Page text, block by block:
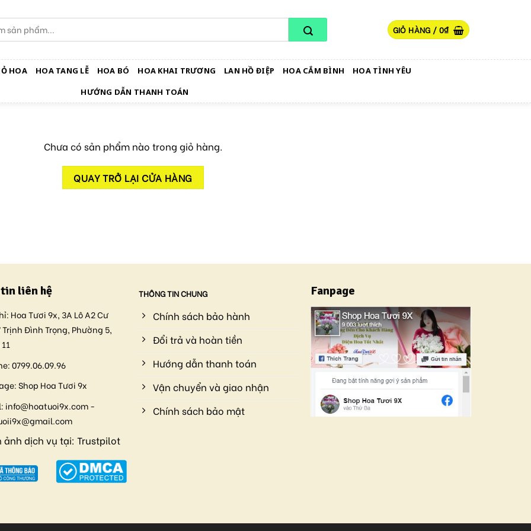
GIỎ HÀNG / 0₫
HOA HOA TANG LỄ HOA BÓ HOA KHAI TRƯƠNG LAN HỒ ĐIỆP HOA CẮM BÌNH
HOA TÌNH YÊU
HƯỚNG DẪN THANH TOÁN
Chưa có sản phẩm nào trong giỏ hàng.
QUAY TRỞ LẠI CỬA HÀNG
liên hệ
Hoa Tươi 9x, 3A Lô A2 Cư
Trịnh Đình Trọng, Phường 5,
0799.06.09.96
Shop Hoa Tươi 9x
info@hoatuoi9x.com -
ảnh dịch vụ tại: Trustpilot
THÔNG TIN CHUNG
Chính sách bảo hành
Đổi trả và hoàn tiền
Hướng dẫn thanh toán
Vận chuyển và giao nhận
Chính sách bảo mật
Fanpage